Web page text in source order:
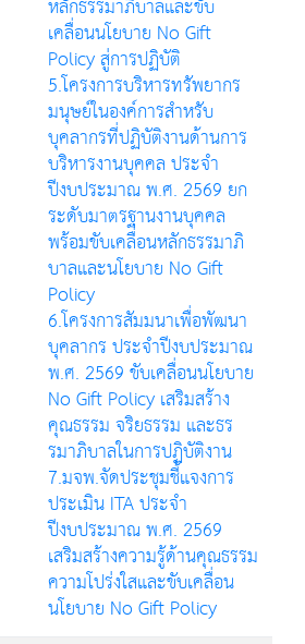
หลักธรรมาภิบาลและขับ
เคลื่อนนโยบาย No Gift
Policy สู่การปฏิบัติ
5.โครงการบริหารทรัพยากร
มนุษย์ในองค์การสำหรับ
บุคลากรที่ปฏิบัติงานด้านการ
บริหารงานบุคคล ประจำ
ปีงบประมาณ พ.ศ. 2569 ยก
ระดับมาตรฐานงานบุคคล
พร้อมขับเคลื่อนหลักธรรมาภิ
บาลและนโยบาย No Gift
Policy
6.โครงการสัมมนาเพื่อพัฒนา
บุคลากร ประจำปีงบประมาณ
พ.ศ. 2569 ขับเคลื่อนนโยบาย
No Gift Policy เสริมสร้าง
คุณธรรม จริยธรรม และธร
รมาภิบาลในการปฏิบัติงาน
7.มจพ.จัดประชุมชี้แจงการ
ประเมิน ITA ประจำ
ปีงบประมาณ พ.ศ. 2569
เสริมสร้างความรู้ด้านคุณธรรม
ความโปร่งใสและขับเคลื่อน
นโยบาย No Gift Policy